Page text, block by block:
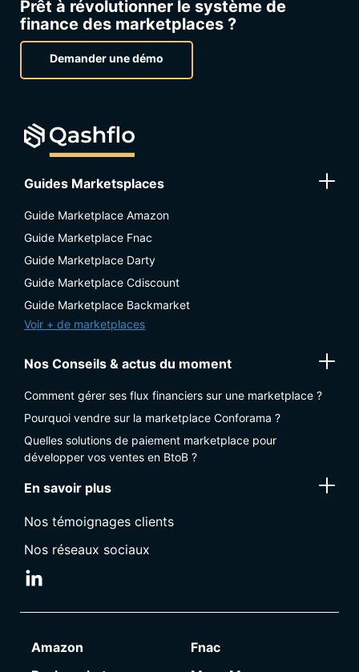
Prêt à révolutionner le système de
finance des marketplaces ?
Demander une démo
Guides Marketsplaces
Guide Marketplace Amazon
Guide Marketplace Fnac
Guide Marketplace Darty
Guide Marketplace Cdiscount
Guide Marketplace Backmarket
Voir + de marketplaces
Nos Conseils & actus du moment
Comment gérer ses flux financiers sur une marketplace ?
Pourquoi vendre sur la marketplace Conforama ?
Quelles solutions de paiement marketplace pour
développer vos ventes en BtoB ?
En savoir plus
Nos témoignages clients
Nos réseaux sociaux
Amazon
Fnac